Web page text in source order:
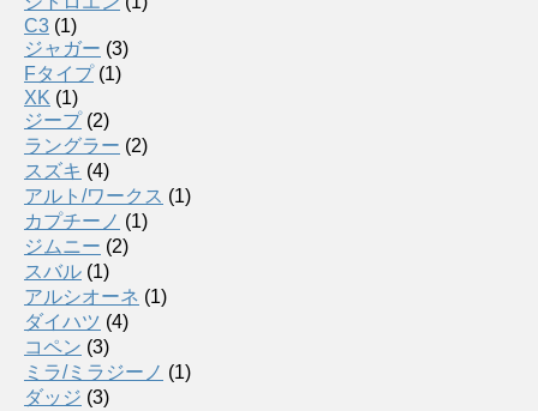
C3 (1)
ジャガー (3)
Fタイプ(1)
XK (1)
ジープ(2)
ラングラー (2)
スズキ (4)
アルト/ワークス (1)
カプチーノ (1)
ジムニー (2)
スバル (1)
アルシオーネ (1)
ダイハツ (4)
コペン (3)
ミラ/ミラジーノ (1)
ダッジ (3)